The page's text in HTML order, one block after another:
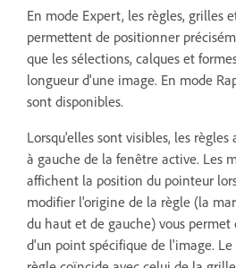
En mode Expert, les règles, grilles
permettent de positionner
que les sélections, calques et
longueur d'une image. En mode
sont disponibles.
Lorsqu'elles sont visibles, les
à gauche de la fenêtre active. Les
affichent la position du pointeur
modifier l'origine de la règle (la
du haut et de gauche) vous
d'un point spécifique de l'image.